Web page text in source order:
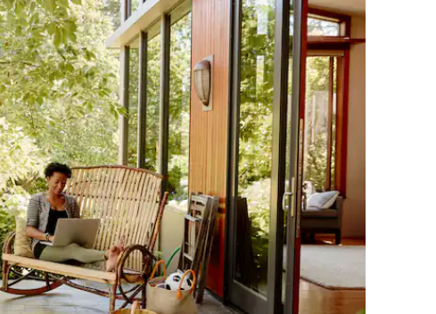
le bas pour les parcourir ou en appuyant et en faisant glisser.